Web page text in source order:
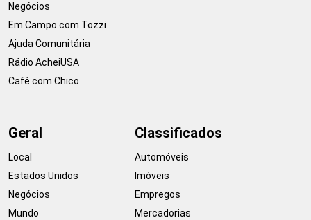
Negócios
Em Campo com Tozzi
Ajuda Comunitária
Rádio AcheiUSA
Café com Chico
Geral
Local
Estados Unidos
Negócios
Mundo
Classificados
Automóveis
Imóveis
Empregos
Mercadorias